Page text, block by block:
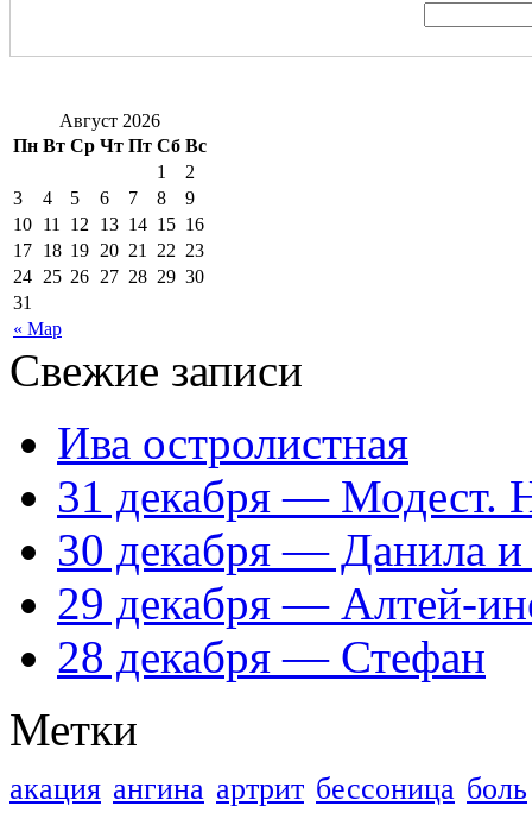
Август 2026
Пн Вт Ср Чт Пт Сб Вс
« Мар
1
2
3
4 5 6 7 8
9
10 11 12 13 14 15 16
17 18 19 20 21 22 23
24 25 26 27 28 29 30
31
Свежие записи
Ива остролистная
31 декабря — Модест.
30 декабря — Данила
29 декабря — Алтей-
28 декабря — Стефан
Метки
акация ангина артрит бессоница боль